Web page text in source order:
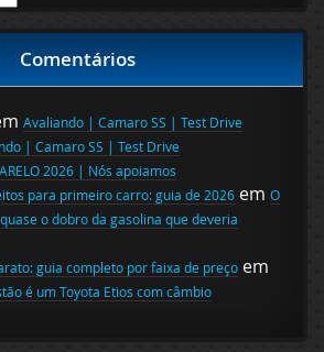
Comentários
Avaliando | Camaro SS | Test Drive
| Camaro SS | Test Drive
2026 | Nós apoiamos
para primeiro carro: guia de 2026 em O
o dobro da gasolina que deveria
guia completo por faixa de preço em
é um Toyota Etios com câmbio